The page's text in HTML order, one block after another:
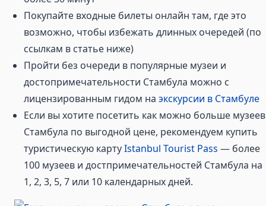
Покупайте входные билеты онлайн там, где это
возможно, чтобы избежать длинных очередей (по
ссылкам в статье ниже)
Пройти без очереди в популярные музеи и
достопримечательности Стамбула можно с
лицензированным гидом на экскурсии в Стамбуле
Если вы хотите посетить как можно больше музеев
Стамбула по выгодной цене, рекомендуем купить
туристическую картуIstanbul Tourist Pass — более
100 музеев и достпримечательностей Стамбула на
1, 2, 3, 5, 7 или 10 календарных дней.